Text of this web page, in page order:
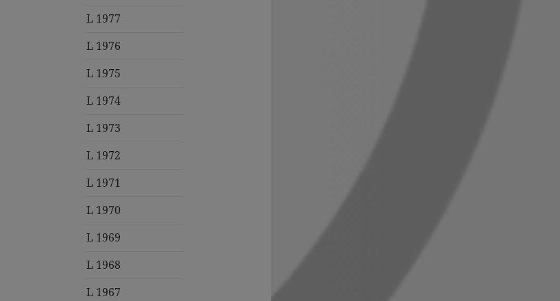
L 1977
L 1976
L 1975
L 1974
L 1973
L 1972
L 1971
L 1970
L 1969
L 1968
L 1967